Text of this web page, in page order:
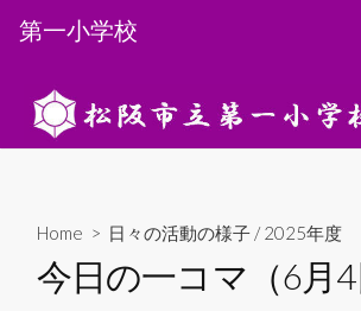
ン
Home > 日々の活動の様子 /2025年度
今日の一コマ（6月4
第一小学校